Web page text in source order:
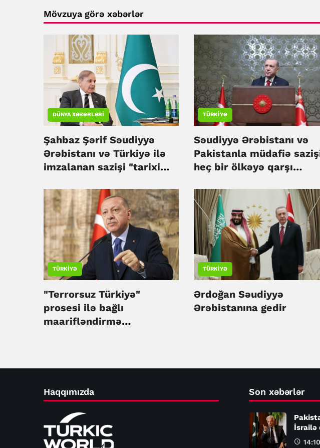
Mövzuya görə xəbərlər
DÜNYA XƏBƏRLƏRI
Şahbaz Şərif Səudiyyə
Ərəbistanı və Türkiyə ilə
imzalanan sazişi "tarixi
TÜRKIYƏ
Səudiyyə Ərəbistanı və
Pakistanla müdafiə
heç bir ölkəyə qarşı
Ərdoğan
TÜRKIYƏ
"Terrorsuz Türkiyə"
prosesi ilə bağlı
maarifləndirmə
TÜRKIYƏ
Ərdoğan Səudiyyə
Ərəbistanına gedir
Haqqımızda Son xəbərlər
İsrailə
14:10